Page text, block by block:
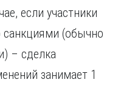
если участники
санкциями (обычно
– сделка
занимает 1